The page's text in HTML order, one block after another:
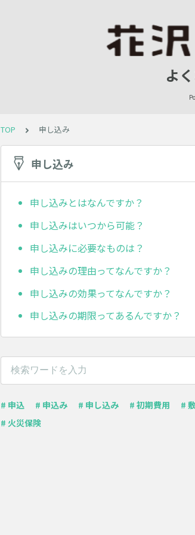
よ
TOP 申し込み
申し込み
申し込みとはなんですか？
申し込みはいつから可能？
申し込みに必要なものは？
申し込みの理由ってなんですか？
申し込みの効果ってなんですか？
申し込みの期限ってあるんですか？
# 申込 # 申込み # 申し込み # 初期費用 #
# 火災保険